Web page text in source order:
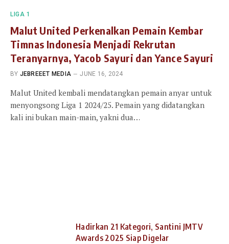
LIGA 1
Malut United Perkenalkan Pemain Kembar
Timnas Indonesia Menjadi Rekrutan
Teranyarnya, Yacob Sayuri dan Yance Sayuri
BY JEBREEET MEDIA JUNE 16, 2024
Malut United kembali mendatangkan pemain anyar untuk
menyongsong Liga 1 2024/25. Pemain yang didatangkan
kali ini bukan main-main, yakni dua…
Hadirkan 21 Kategori, Santini JMTV
Awards 2025 Siap Digelar